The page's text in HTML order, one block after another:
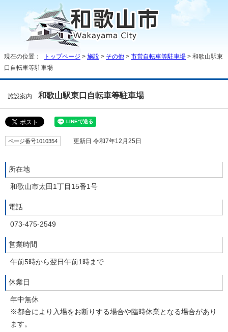
現在の位置： トップページ > 施設 > その他 > 市営自転車等駐車場 > 和歌山駅東
口自転車等駐車場
施設案内 和歌山駅東口自転車等駐車場
ページ番号1010354 更新日 令和7年12月25日
所在地
和歌山市太田1丁目15番1号
電話
073-475-2549
営業時間
午前5時から翌日午前1時まで
休業日
年中無休
※都合により入場をお断りする場合や臨時休業となる場合があり
ます。